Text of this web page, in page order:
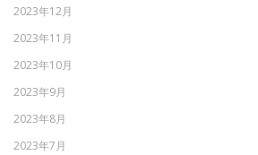
2023年12月
2023年11月
2023年10月
2023年9月
2023年8月
2023年7月